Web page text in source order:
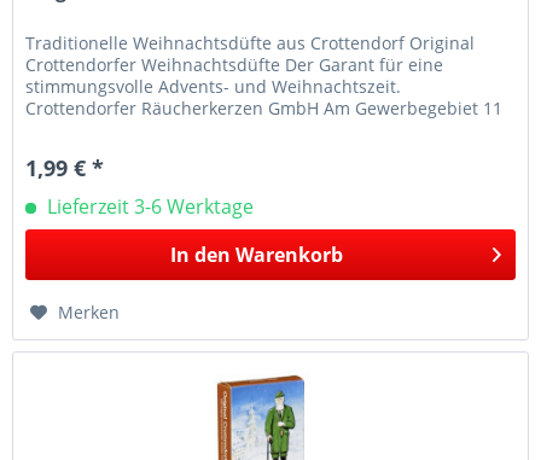
Traditionelle Weihnachtsdüfte aus Crottendorf Original
Crottendorfer Weihnachtsdüfte Der Garant für eine
stimmungsvolle Advents- und Weihnachtszeit.
Crottendorfer Räucherkerzen GmbH Am Gewerbegebiet 11
1,99 € *
Lieferzeit 3-6 Werktage
In den Warenkorb
Merken